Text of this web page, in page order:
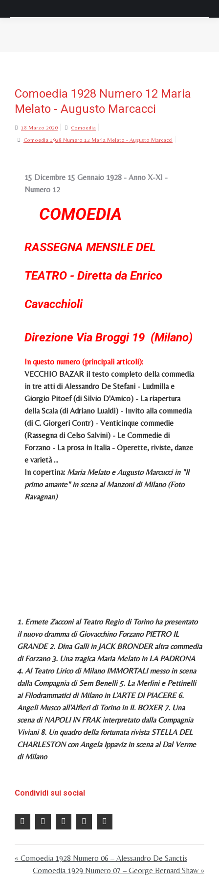
Comoedia 1928 Numero 12 Maria
Melato - Augusto Marcacci
18 Marzo 2020 Comoedia
Comoedia 1928 Numero 12 Maria Melato - Augusto Marcacci
15 Dicembre 15 Gennaio 1928 - Anno X-XI -
Numero 12
COMOEDIA
RASSEGNA MENSILE DEL
TEATRO - Diretta da Enrico
Cavacchioli
Direzione Via Broggi 19 (Milano)
In questo numero (principali articoli):
VECCHIO BAZAR il testo completo della commedia
in tre atti di Alessandro De Stefani - Ludmilla e
Giorgio Pitoef (di Silvio D'Amico) - La riapertura
della Scala (di Adriano Lualdi) - Invito alla commedia
(di C. Giorgeri Contr) - Venticinque commedie
(Rassegna di Celso Salvini) - Le Commedie di
Forzano - La prosa in Italia - Operette, riviste, danze
e varietà ...
In copertina: Maria Melato e Augusto Marcucci in "Il
primo amante" in scena al Manzoni di Milano (Foto
Ravagnan)
1. Ermete Zacconi al Teatro Regio di Torino ha presentato
il nuovo dramma di Giovacchino Forzano PIETRO IL
GRANDE 2. Dina Galli in JACK BRONDER altra commedia
di Forzano 3. Una tragica Maria Melato in LA PADRONA
4. Al Teatro Lirico di Milano IMMORTALI messo in scena
dalla Compagnia di Sem Benelli 5. La Merlini e Pettinelli
ai Filodrammatici di Milano in L'ARTE DI PIACERE 6.
Angeli Musco all'Alfieri di Torino in IL BOXER 7. Una
scena di NAPOLI IN FRAK interpretato dalla Compagnia
Viviani 8. Un quadro della fortunata rivista STELLA DEL
CHARLESTON con Angela Ippaviz in scena al Dal Verme
di Milano
Condividi sui social
« Comoedia 1928 Numero 06 – Alessandro De Sanctis
Comoedia 1929 Numero 07 – George Bernard Shaw »